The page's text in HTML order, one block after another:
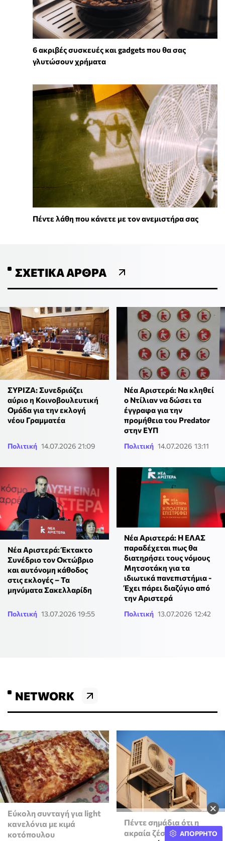
×
6 ακριβές συσκευές και gadgets που θα σας
γλυτώσουν χρήματα
Πέντε λάθη που κάνετε με τον ανεμιστήρα σας
ΣΧΕΤΙΚΆ ΆΡΘΡΑ
ΣΥΡΙΖΑ: Συνεδριάζει
αύριο η Κοινοβουλευτική
Ομάδα για την εκλογή
νέου Γραμματέα
Πολιτική 14.07.2026 21:09
Νέα Αριστερά: Να κληθεί
ο Ντίλιαν να δώσει τα
έγγραφα για την
προμήθεια του Predator
στην ΕΥΠ
Πολιτική 14.07.2026 13:11
Νέα Αριστερά: Έκτακτο
Συνέδριο τον Οκτώβριο
και αυτόνομη κάθοδος
στις εκλογές – Τα
μηνύματα Σακελλαρίδη
Πολιτική 13.07.2026 19:55
Νέα Αριστερά: Η ΕΛΑΣ
παραδέχεται πως θα
διατηρήσει τους νόμους
Μητσοτάκη για τα
ιδιωτικά πανεπιστήμια -
Έχει πάρει διαζύγιο από
την Αριστερά
Πολιτική 13.07.2026 12:42
NETWORK
Εύκολη συνταγή για light
κανελόνια με κιμά
κοτόπουλου
Πέντε σημάδια ότι η
ακραία ζέστη
ΑΠΟΡΡΗΤΟ